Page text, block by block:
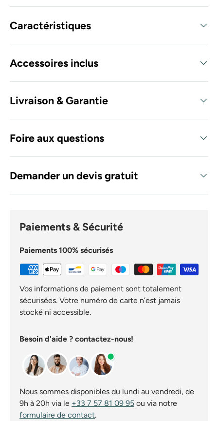
Caractéristiques
Accessoires inclus
Livraison & Garantie
Foire aux questions
Demander un devis gratuit
Paiements & Sécurité
Paiements 100% sécurisés
Vos informations de paiement sont totalement
sécurisées. Votre numéro de carte n’est jamais
stocké ni accessible.
Besoin d'aide ? contactez-nous!
Nous sommes disponibles du lundi au vendredi, de
9h à 20h via le +33 7 57 81 09 95 ou via notre
formulaire de contact.